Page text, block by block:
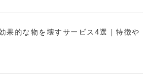
果的な物を壊すサービス4選｜特徴や